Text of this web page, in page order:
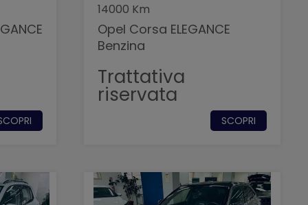
14000 Km
Opel Corsa ELEGANCE
Benzina
Trattativa
riservata
SCOPRI